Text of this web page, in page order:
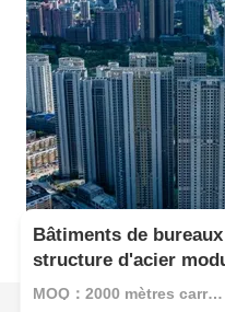
Bâtiments de
structure d'acier
plusieurs étages OBMMOQ：2000 mètres carrés